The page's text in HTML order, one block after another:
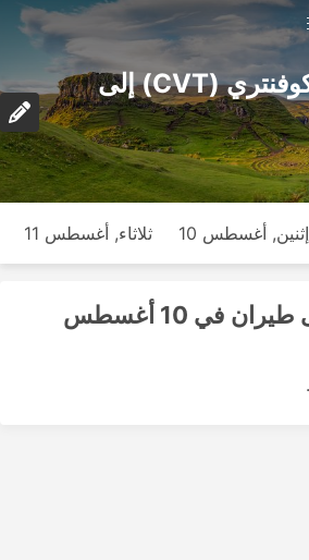
رحلات جوية من كوفنتري (CVT) إلى
إثنين, أغسطس 10 ثلاثاء, أغسطس 11
لم يتم العثور على طيران في 10 أغسطس